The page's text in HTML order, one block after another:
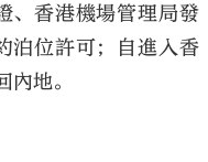
、香港機場管理局發
泊位許可；自進入香
地。